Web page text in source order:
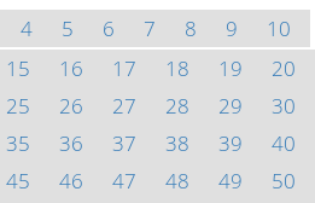
4 5 6 7 8 9
10
15 16 17 18 19
20
25 26 27 28 29
30
35 36 37 38 39
40
45 46 47 48 49
50